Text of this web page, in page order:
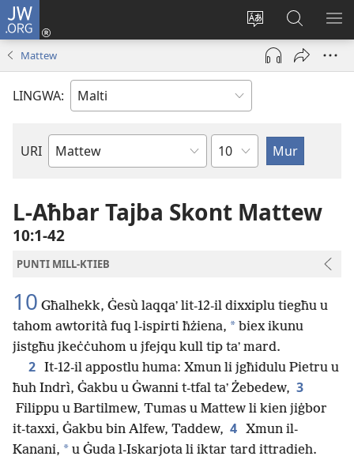
JW.ORG
Biddel
lingwa
Illoggja
(opens
window)
Fittex
f’JW.ORG
Mattew
LINGWA:
URI
Ktieb
Bibbja
Kapitlu
L-Aħbar Tajba Skont Mattew
10:1-42
PUNTI MILL-KTIEB
10 Għalhekk, Ġesù laqqaʼ lit-12-il dixxiplu tiegħu u
tahom awtorità fuq l-ispirti ħżiena, * biex ikunu
jistgħu jkeċċuhom u jfejqu kull tip taʼ mard.
2 It-12-il appostlu huma: Xmun li jgħidulu Pietru u
ħuh Indrì, Ġakbu u Ġwanni t-tfal taʼ Żebedew, 3
Filippu u Bartilmew, Tumas u Mattew li kien jiġbor
it-taxxi, Ġakbu bin Alfew, Taddew, 4 Xmun il-
Kanani, * u Ġuda l-Iskarjota li iktar tard ittradieh.